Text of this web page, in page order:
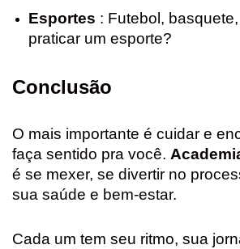
Esportes : Futebol,
praticar um esporte?
Conclusão
O mais importante é cuidar e
faça sentido pra você.
é se mexer, se divertir no
sua saúde e bem-estar.
Cada um tem seu ritmo, sua